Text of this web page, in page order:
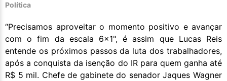
Política
“Precisamos aproveitar o momento positivo e avançar
com o fim da escala 6x1", é assim que Lucas Reis
entende os próximos passos da luta dos trabalhadores,
após a conquista da isenção do IR para quem ganha até
R$ 5 mil. Chefe de gabinete do senador Jaques Wagner